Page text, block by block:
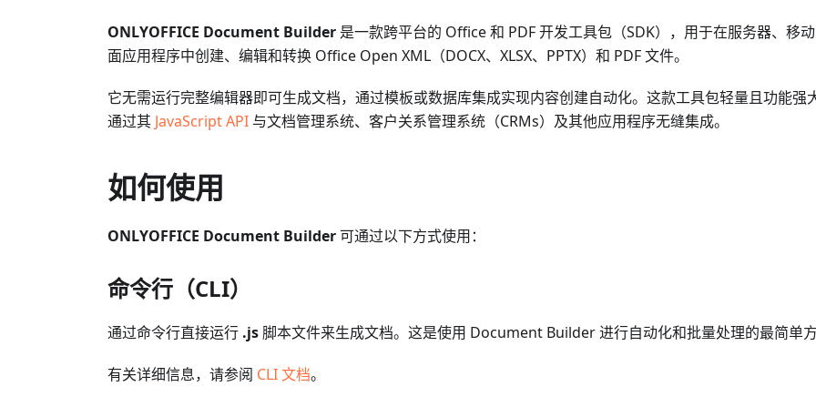
ONLYOFFICE Document Builder 是一款跨平台的 Office 和 PDF 开发工具包（SDK），用于在服务器、移
面应用程序中创建、编辑和转换 Office Open XML（DOCX、XLSX、PPTX）和 PDF 文件。
它无需运行完整编辑器即可生成文档，通过模板或数据库集成实现内容创建自动化。这款工具包轻量且功能强
通过其 JavaScript API 与文档管理系统、客户关系管理系统（CRMs）及其他应用程序无缝集成。
如何使用
ONLYOFFICE Document Builder可通过以下方式使用：
命令行（CLI）
通过命令行直接运行 .js 脚本文件来生成文档。这是使用 Document Builder 进行自动化和批量处理的最简单
有关详细信息，请参阅 CLI 文档。